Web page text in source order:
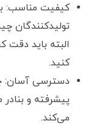
کیفیت مناسب:
تولیدکنندگان
البته باید دقت
کنید.
دسترسی آسان:
پیشرفته و
می‌کند.